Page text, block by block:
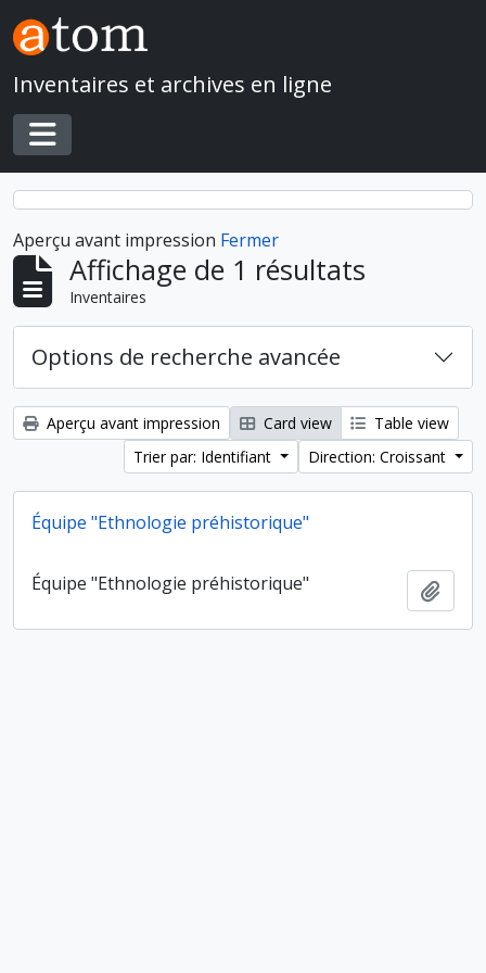
Skip to main content
Inventaires et archives en ligne
Toggle navigation
Aperçu avant impression Fermer
Affichage de 1 résultats
Inventaires
Options de recherche avancée
Aperçu avant impression Card view
Table view
Trier par: Identifiant
Direction: Croissant
Équipe "Ethnologie préhistorique"
Équipe "Ethnologie préhistorique"